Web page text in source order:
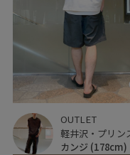
OUTLET
カンジ (178cm)